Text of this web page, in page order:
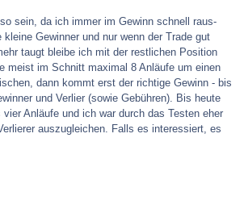
sein, da ich immer im Gewinn schnell raus-
Gewinner und nur wenn der Trade gut
taugt bleibe ich mit der restlichen Position
meist im Schnitt maximal 8 Anläufe um einen
dann kommt erst der richtige Gewinn - bis
und Verlier (sowie Gebühren). Bis heute
Anläufe und ich war durch das Testen eher
auszugleichen. Falls es interessiert, es